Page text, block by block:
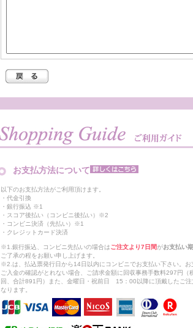
お支払方法について
以下のお支払方法がご利用頂けます。
・代金引換
・銀行振込 ※1
・スコア後払い（コンビニ後払い）※2
・コンビニ決済（先払い）※1
・クレジットカード決済
※1.銀行振込、コンビニ先払いの場合はご注文より7日間がお支払い
ご了承の程をお願い申し上げます。
※2.は、払込票発行日から14日以内にコンビニでお支払い下さい。お
ご入金の確認がとれない場合、ご請求金額に回収事務手数料297円（
回、合計891円）また、金曜日・祝前日 15：00以降に頂戴したご注
なります。